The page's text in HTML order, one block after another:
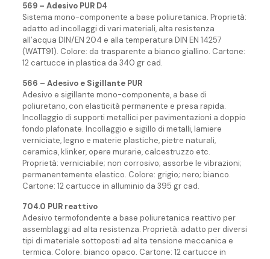
569 – Adesivo PUR D4
Sistema mono-componente a base poliuretanica. Proprietà:
adatto ad incollaggi di vari materiali, alta resistenza
all’acqua DIN/EN 204 e alla temperatura DIN EN 14257
(WATT91). Colore: da trasparente a bianco giallino. Cartone:
12 cartucce in plastica da 340 gr cad.
566 – Adesivo e Sigillante PUR
Adesivo e sigillante mono-componente, a base di
poliuretano, con elasticità permanente e presa rapida.
Incollaggio di supporti metallici per pavimentazioni a doppio
fondo plafonate. Incollaggio e sigillo di metalli, lamiere
verniciate, legno e materie plastiche, pietre naturali,
ceramica, klinker, opere murarie, calcestruzzo etc.
Proprietà: verniciabile; non corrosivo; assorbe le vibrazioni;
permanentemente elastico. Colore: grigio; nero; bianco.
Cartone: 12 cartucce in alluminio da 395 gr cad.
704.0 PUR reattivo
Adesivo termofondente a base poliuretanica reattivo per
assemblaggi ad alta resistenza. Proprietà: adatto per diversi
tipi di materiale sottoposti ad alta tensione meccanica e
termica. Colore: bianco opaco. Cartone: 12 cartucce in